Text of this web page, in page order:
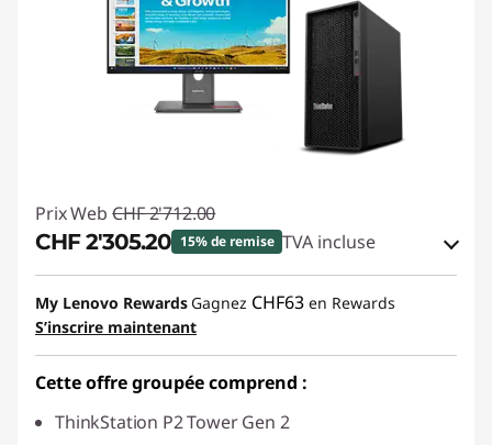
Prix Web CHF 2'712.00
CHF 2'305.20 15% de remise TVA incluse
Bons de réduction en ligne :-CHF 406.80
Code de réduction :
My Lenovo Rewards Gagnez CHF63 en Rewards
S’inscrire maintenant
Cette offre groupée comprend :
ThinkStation P2 Tower Gen 2